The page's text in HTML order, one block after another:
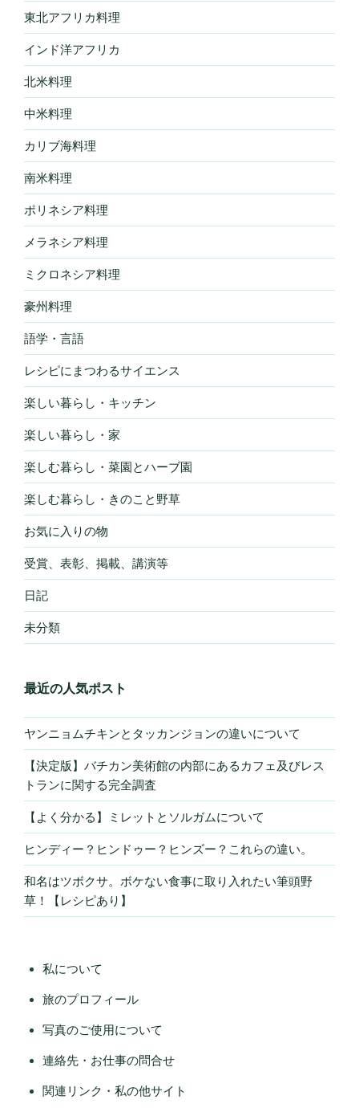
東北アフリカ料理
インド洋アフリカ
北米料理
中米料理
カリブ海料理
南米料理
ポリネシア料理
メラネシア料理
ミクロネシア料理
豪州料理
語学・言語
レシピにまつわるサイエンス
楽しい暮らし・キッチン
楽しい暮らし・家
楽しむ暮らし・菜園とハーブ園
楽しむ暮らし・きのこと野草
お気に入りの物
受賞、表彰、掲載、講演等
日記
未分類
最近の人気ポスト
ヤンニョムチキンとタッカンジョンの違いについて
【決定版】バチカン美術館の内部にあるカフェ及びレス
トランに関する完全調査
【よく分かる】ミレットとソルガムについて
ヒンディー？ヒンドゥー？ヒンズー？これらの違い。
和名はツボクサ。ボケない食事に取り入れたい筆頭野
草！【レシピあり】
私について
旅のプロフィール
写真のご使用について
連絡先・お仕事の問合せ
関連リンク・私の他サイト